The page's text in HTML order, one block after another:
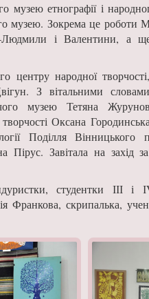
музею етнографії і
музею. Зокрема це роботи
і Валентини, а
центру народної
З вітальними
музею Тетяна
Оксана
Поділля Вінницького
Пірус. Завітала на захід
студентки ІІІ
Франкова, скрипалька,